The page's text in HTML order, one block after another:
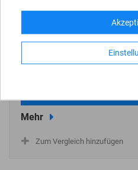
191,59 €
Mehr
Zum Vergleich hinzufügen